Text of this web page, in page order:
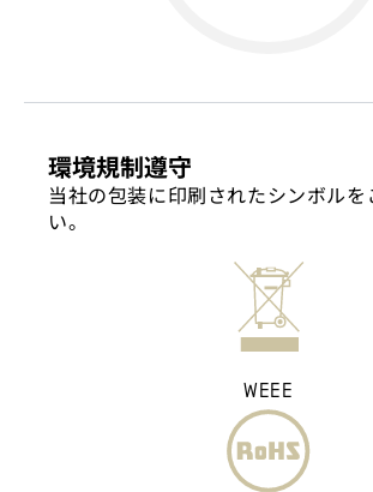
環境規制遵守
当社の包装に印刷されたシンボルを
い。
WEEE